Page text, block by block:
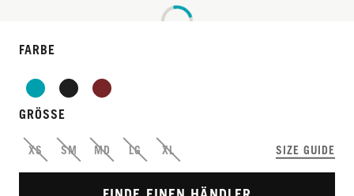
FARBE
GRÖSSE
XS SM MD LG XL SIZE GUIDE